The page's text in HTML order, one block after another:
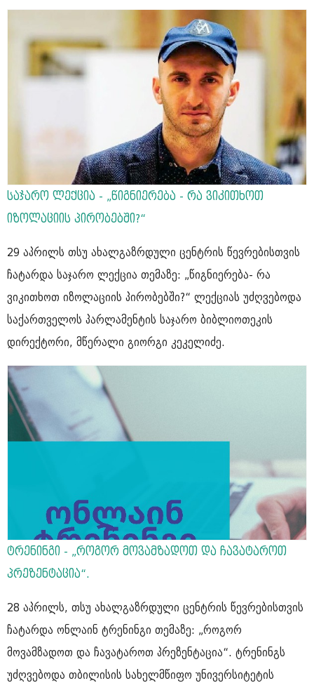
საჯარო ლექცია - „წიგნიერება - რა ვიკითხოთ
იზოლაციის პირობებში?“
29 აპრილს თსუ ახალგაზრდული ცენტრის წევრებისთვის
ჩატარდა საჯარო ლექცია თემაზე: „წიგნიერება- რა
ვიკითხოთ იზოლაციის პირობებში?“ ლექციას უძღვებოდა
საქართველოს პარლამენტის საჯარო ბიბლიოთეკის
დირექტორი, მწერალი გიორგი კეკელიძე.
ტრენინგი - „როგორ მოვამზადოთ და ჩავატაროთ
პრეზენტაცია“.
28 აპრილს, თსუ ახალგაზრდული ცენტრის წევრებისთვის
ჩატარდა ონლაინ ტრენინგი თემაზე: „როგორ
მოვამზადოთ და ჩავატაროთ პრეზენტაცია“. ტრენინგს
უძღვებოდა თბილისის სახელმწიფო უნივერსიტეტის